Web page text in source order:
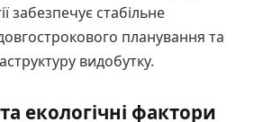
забезпечує стабільне
планування та
видобутку.
екологічні фактори